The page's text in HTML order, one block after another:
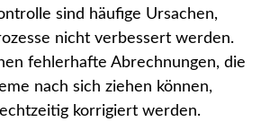
sind häufige Ursachen,
nicht verbessert werden.
fehlerhafte Abrechnungen, die
nach sich ziehen können,
korrigiert werden.